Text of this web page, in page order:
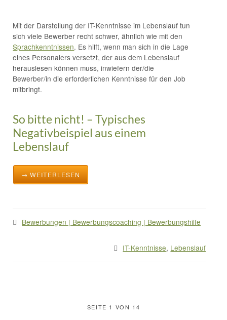
Mit der Darstellung der IT-Kenntnisse im Lebenslauf tun
sich viele Bewerber recht schwer, ähnlich wie mit den
Sprachkenntnissen. Es hilft, wenn man sich in die Lage
eines Personalers versetzt, der aus dem Lebenslauf
herauslesen können muss, inwiefern der/die
Bewerber/in die erforderlichen Kenntnisse für den Job
mitbringt.
So bitte nicht! – Typisches
Negativbeispiel aus einem
Lebenslauf
→ WEITERLESEN
Bewerbungen | Bewerbungscoaching | Bewerbungshilfe
IT-Kenntnisse, Lebenslauf
SEITE 1 VON 14